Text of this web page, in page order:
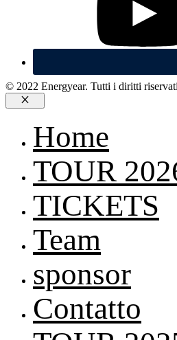
© 2022 Energyear. Tutti i diritti riservati
Chiudi
Home
TOUR
TICKETS
Team
sponsor
Contatto